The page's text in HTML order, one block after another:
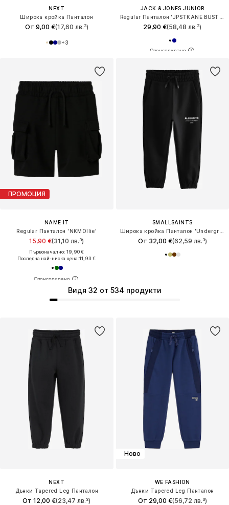
NEXT
Широка кройка Панталон
От 9,00 €(17,60 лв.³)
+3
JACK & JONES JUNIOR
29,90 €(58,48 лв.³)
ПРОМОЦИЯ
NAME IT
Regular Панталон 'NKMOllie'
15,90 €(31,10 лв.³)
Първоначално: 19,90 €
Последна най-ниска цена:11,93 €
SMALLSAINTS
От 32,00 €(62,59 лв.³)
Видя 32 от 534 продукти
NEXT
Дънки Tapered Leg Панталон
От 12,00 €(23,47 лв.³)
Ново
WE FASHION
Дънки Tapered Leg Панталон
От 29,00 €(56,72 лв.³)